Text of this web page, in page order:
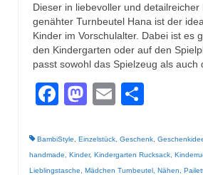
Dieser in liebevoller und detailreicher
genähter Turnbeutel Hana ist der
Kinder im Vorschulalter. Dabei ist es
den Kindergarten oder auf den
passt sowohl das Spielzeug als auch
Facebook
Mastodon
Email
BambiStyle Einzelstück Geschenk
handmade
Kinder, Kindergarten Rucksack
Lieblingstasche
Mädchen Turnbeutel Nähen